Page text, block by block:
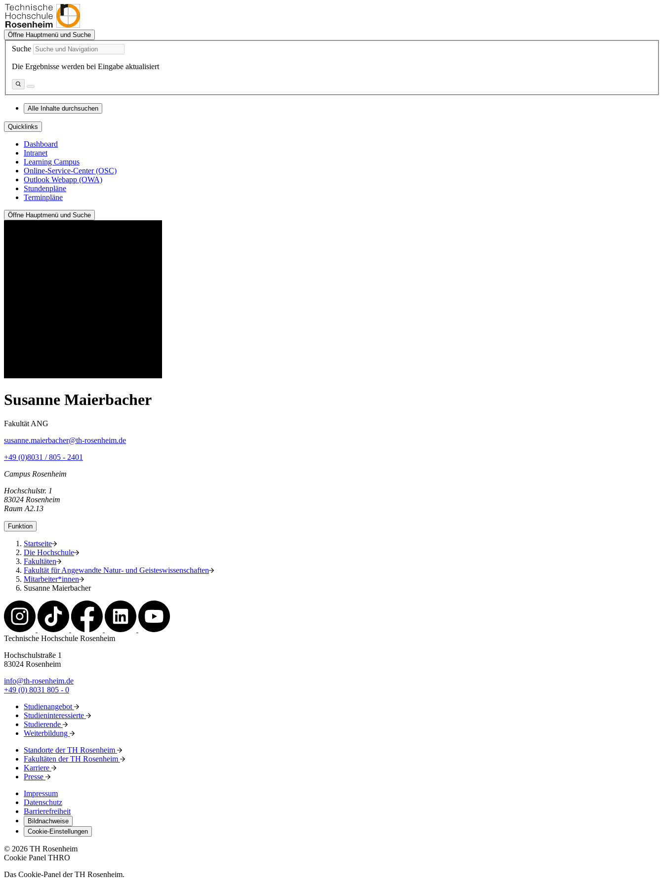
Öffne Hauptmenü und Suche
Suche
Die Ergebnisse werden bei Eingabe aktualisiert
Alle Inhalte durchsuchen
Quicklinks
Dashboard
Intranet
Learning Campus
Online-Service-Center (OSC)
Outlook Webapp (OWA)
Stundenpläne
Terminpläne
Öffne Hauptmenü und Suche
Susanne Maierbacher
Fakultät ANG
susanne.maierbacher@th-rosenheim.de
+49 (0)8031 / 805 - 2401
Campus Rosenheim
Hochschulstr. 1
83024 Rosenheim
Raum A2.13
Funktion
Startseite
Die Hochschule
Fakultäten
Fakultät für Angewandte Natur- und Geisteswissenschaften
Mitarbeiter*innen
Susanne Maierbacher
Technische Hochschule Rosenheim
Hochschulstraße 1
83024 Rosenheim
info@th-rosenheim.de
+49 (0) 8031 805 - 0
Studienangebot
Studieninteressierte
Studierende
Weiterbildung
Standorte der TH Rosenheim
Fakultäten der TH Rosenheim
Karriere
Presse
Impressum
Datenschutz
Barrierefreiheit
Bildnachweise
Cookie-Einstellungen
© 2026 TH Rosenheim
Cookie Panel THRO
Das Cookie-Panel der TH Rosenheim.